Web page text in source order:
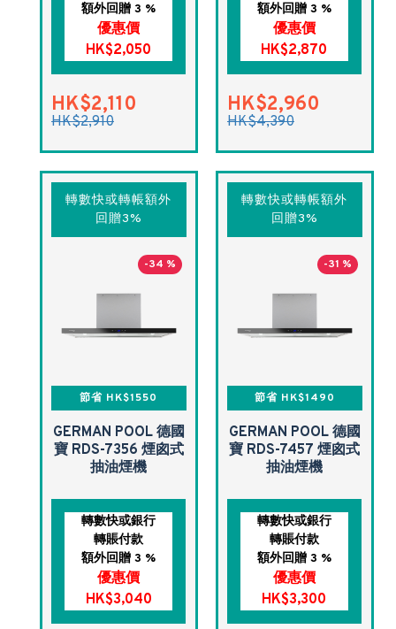
額外回贈 3 %
優惠價
HK$2,050
HK$2,110
HK$2,910
額外回贈 3 %
優惠價
HK$2,870
HK$2,960
HK$4,390
轉數快或轉帳額外
回贈3%
-34 %
節省 HK$1550
GERMAN POOL 德國
寶 RDS-7356 煙囪式
抽油煙機
轉數快或銀行
轉賬付款
額外回贈 3 %
優惠價
HK$3,040
轉數快或轉帳額外
回贈3%
-31 %
節省 HK$1490
GERMAN POOL 德國
寶 RDS-7457 煙囪式
抽油煙機
轉數快或銀行
轉賬付款
額外回贈 3 %
優惠價
HK$3,300